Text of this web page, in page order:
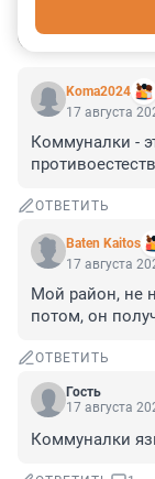
Koma2024
17 августа
Коммуналки -
ОТВЕТИТЬ
Baten Kaitos
17 августа
Мой район, не
потом, он
ОТВЕТИТЬ
Гость
17 августа
Коммуналки